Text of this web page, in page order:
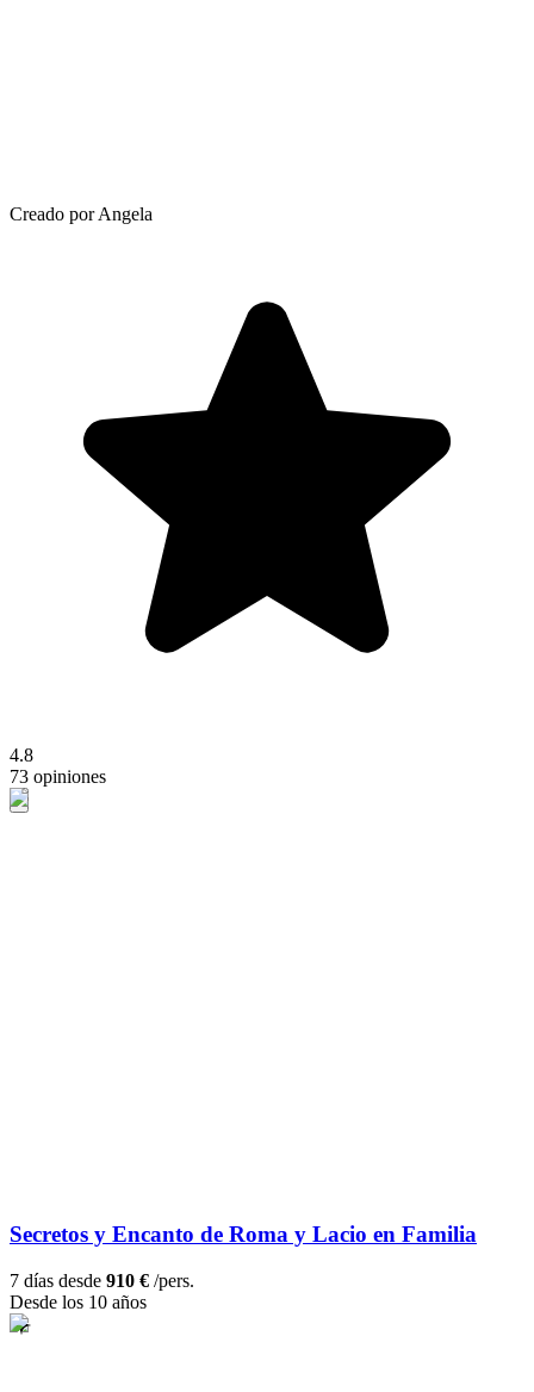
Creado por Angela
4.8
73 opiniones
Secretos y Encanto de Roma y Lacio en Familia
7 días desde 910 € /pers.
Desde los 10 años